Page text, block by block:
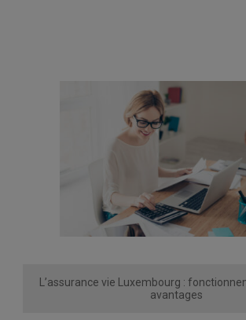
L’assurance vie Luxembourg :
avantages